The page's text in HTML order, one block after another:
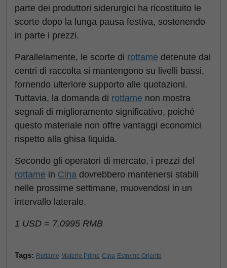
parte dei produttori siderurgici ha ricostituito le
scorte dopo la lunga pausa festiva, sostenendo
in parte i prezzi.
Parallelamente, le scorte di rottame detenute dai
centri di raccolta si mantengono su livelli bassi,
fornendo ulteriore supporto alle quotazioni.
Tuttavia, la domanda di rottame non mostra
segnali di miglioramento significativo, poiché
questo materiale non offre vantaggi economici
rispetto alla ghisa liquida.
Secondo gli operatori di mercato, i prezzi del
rottame in Cina dovrebbero mantenersi stabili
nelle prossime settimane, muovendosi in un
intervallo laterale.
1 USD = 7,0995 RMB
Tags: Rottame Materie Prime Cina Estremo Oriente